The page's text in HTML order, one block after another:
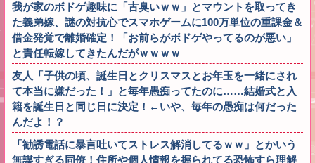
我が家のボドゲ趣味に「古臭いｗｗ」とマウントを取ってき
た義弟嫁、謎の対抗心でスマホゲームに100万単位の重課金＆
借金発覚で離婚確定！「お前らがボドゲやってるのが悪い」
と責任転嫁してきたんだがｗｗｗｗ
友人「子供の頃、誕生日とクリスマスとお年玉を一緒にされ
て本当に嫌だった！」と毎年愚痴ってたのに……結婚式と入
籍を誕生日と同じ日に決定！←いや、毎年の愚痴は何だった
んだよ！？
「勧誘電話に暴言吐いてストレス解消してるｗｗ」とかいう
無謀すぎる同僚！住所や個人情報を握られてる恐怖すら理解